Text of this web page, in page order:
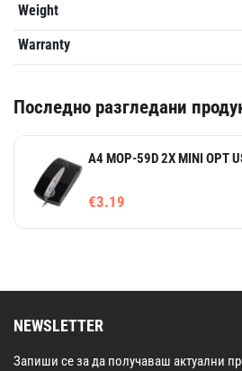
Weight
Warranty
Последно разгледани
A4 MOP-59D 2X MINI OPT
€3.19
NEWSLETTER
Запиши се за да получаваш актуални